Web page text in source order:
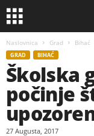
Naslovnica Grad Bihać
GRAD BIHAĆ
Školska
počinje
27 Augusta, 2017